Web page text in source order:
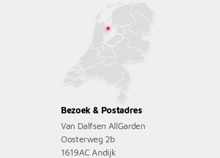
Bezoek & Postadres
Van Dalfsen AllGarden
Oosterweg 2b
1619AC Andijk